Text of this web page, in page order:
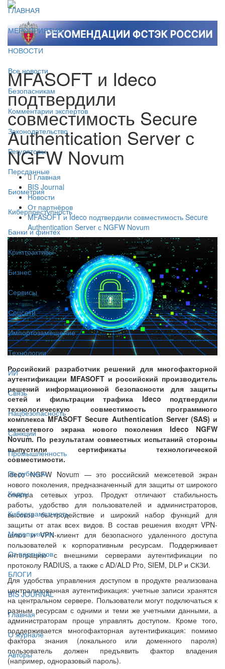
ГЛАВНАЯ
МЕРОПРИЯТИЯ
НОВОСТИ
Все новости
Безопасникам
Комментарии экспертов
Законодательство
Регуляторы
Персданные
Биометрия
Киберпреступность
Банки и финтех
Криптоактивы
Бизнес
Сервисы
Соцсети
Импортозамещение
Технологии
ИИ
Связь
Нацбезопасность
Санкции
Промышленность
За рубежом
Кадры
Киберграмотность
Мероприятия
От партнёров
БЛОГИ
BIS JOURNAL
Главная
О журнале
Авторы
MFASOFT и Ideco
подтвердили
совместимость Secure
Authentication Server с
NGFW Novum
Главная
BIS Journal
Новости
От партнёров
MFASOFT и Ideco подтвердили совместимость Secure
Authentication Server с NGFW Novum
Российский разработчик решений для многофакторной
аутентификации MFASOFT и российский производитель
решений информационной безопасности для защиты
сетей и фильтрации трафика Ideco подтвердили
технологическую совместимость программного
комплекса MFASOFT Secure Authentication Server (SAS) и
межсетевого экрана нового поколения Ideco NGFW
Novum. По результатам совместных испытаний стороны
выпустили сертификаты технологической
совместимости.
Ideco NGFW Novum — это российский межсетевой экран
нового поколения, предназначенный для защиты от широкого
спектра сетевых угроз. Продукт отличают стабильность
работы, удобство для пользователей и администраторов,
высокое быстродействие и широкий набор функций для
защиты от атак всех видов. В состав решения входят VPN-
шлюз и VPN-клиент для безопасного удаленного доступа
пользователей к корпоративным ресурсам. Поддерживает
интеграцию с внешними серверами аутентификации по
протоколу RADIUS, а также с AD/ALD Pro, SIEM, DLP и СКЗИ.
Для удобства управления доступом в продукте реализована
централизованная аутентификация: учетные записи хранятся
на центральном сервере. Пользователи могут подключаться к
разным ресурсам с одними и теми же учетными данными, а
администраторам проще управлять доступом. Кроме того,
поддерживается многофакторная аутентификация: помимо
фактора знания (локального или доменного пароля)
пользователь должен предъявить фактор владения
(например, одноразовый пароль).